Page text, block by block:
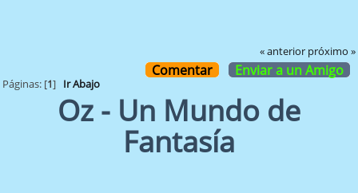
« anterior próximo »
Comentar Enviar a un Amigo
Páginas: [1] Ir Abajo
Oz - Un Mundo de
Fantasía